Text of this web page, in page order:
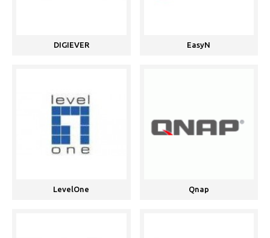
DIGIEVER EasyN
LevelOne Qnap